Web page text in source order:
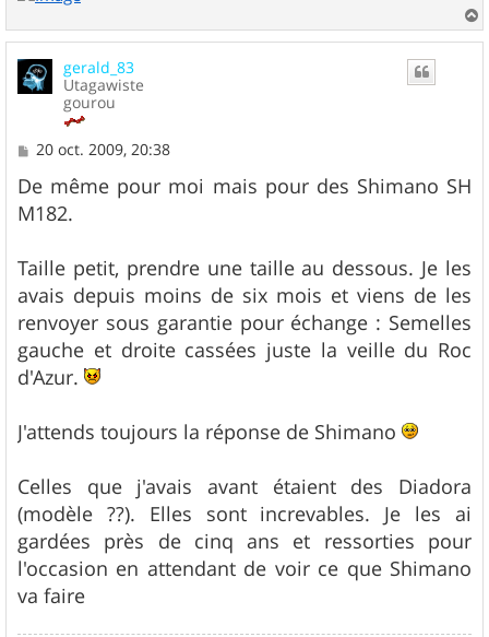
a
gerald_83
Utagawiste
gourou
M
s
s
a
20 oct. 2009, 20:38
De même pour moi mais pour des Shimano SH
M182.
Taille petit, prendre une taille au dessous. Je les
avais depuis moins de six mois et viens de les
renvoyer sous garantie pour échange : Semelles
gauche et droite cassées juste la veille du Roc
d'Azur.
J'attends toujours la réponse de Shimano
Celles que j'avais avant étaient des Diadora
(modèle ??). Elles sont increvables. Je les ai
gardées près de cinq ans et ressorties pour
l'occasion en attendant de voir ce que Shimano
va faire